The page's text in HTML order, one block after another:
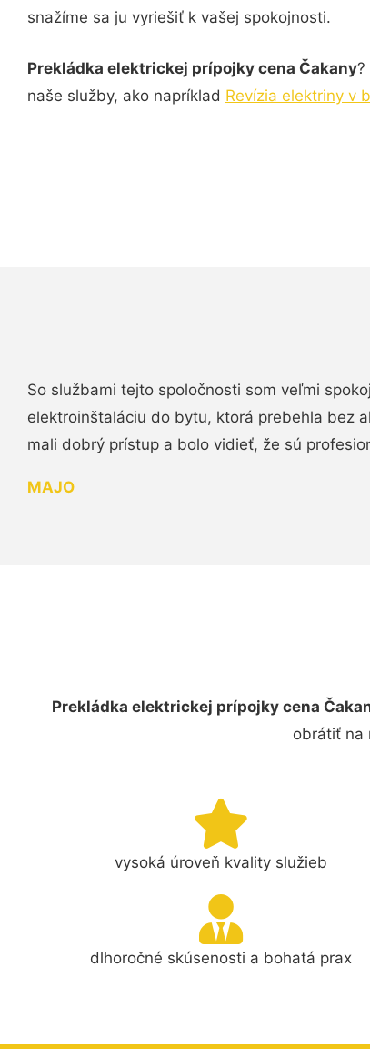
snažíme sa ju vyriešiť k vašej spokojnosti.
Prekládka elektrickej prípojky cena Čakany?
naše služby, ako napríklad Revízia elektriny v
So službami tejto spoločnosti som veľmi
elektroinštaláciu do bytu, ktorá prebehla bez
mali dobrý prístup a bolo vidieť, že sú
MAJO
Prekládka elektrickej prípojky cena
obrátiť na
vysoká úroveň kvality služieb
dlhoročné skúsenosti a bohatá prax